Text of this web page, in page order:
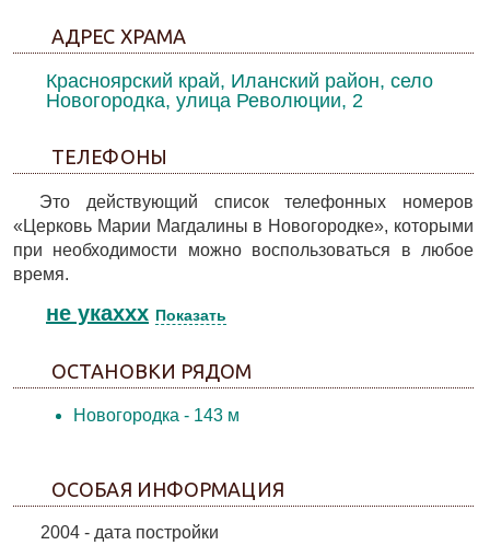
АДРЕС ХРАМА
Красноярский край, Иланский район, село
Новогородка, улица Революции, 2
ТЕЛЕФОНЫ
Это действующий список телефонных номеров
«Церковь Марии Магдалины в Новогородке», которыми
при необходимости можно воспользоваться в любое
время.
не укаxxx Показать
ОСТАНОВКИ РЯДОМ
Новогородка - 143 м
ОСОБАЯ ИНФОРМАЦИЯ
2004 - дата постройки